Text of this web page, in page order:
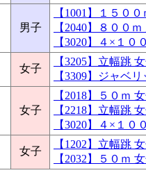
男子
【1001】１５
【2040】８０
【3020】４×
女子
【3205】立幅
【3309】ジャ
女子
【2018】５０
【2218】立幅
【3020】４×
女子
【1202】立幅
【2032】５０